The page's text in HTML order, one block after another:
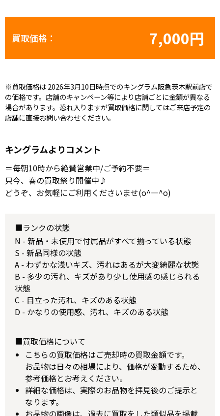
買取価格： 7,000円
※買取価格は 2026年3月10日時点でのキングラム阪急茨木駅前店で
の価格です。店舗のキャンペーン等により店舗ごとに金額が異なる
場合があります。恐れ入りますが買取価格に関してはご来店予定の
店舗に直接お問い合わせください。
キングラムよりコメント
＝毎朝10時から絶賛営業中/ご予約不要＝
只今、春の買取祭り開催中♪
どうぞ、お気軽にご利用くださいませ(o^―^o)
■ランクの状態
N - 新品・未使用で付属品がすべて揃っている状態
S - 新品同様の状態
A - わずかな浅いキズ、汚れはあるが大変綺麗な状態
B - 多少の汚れ、キズがあり少し使用感の感じられる
状態
C - 目立った汚れ、キズのある状態
D - かなりの使用感、汚れ、キズのある状態
■買取価格について
こちらの買取価格はご売却時の買取金額です。
お品物は日々の相場により、価格が変動するため、
参考価格とお考えください。
詳細な価格は、実際のお品物を拝見後のご提示と
なります。
お品物の画像は、過去に買取をした類似品を掲載